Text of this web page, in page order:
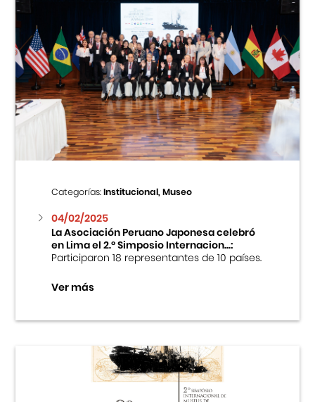
Categorías:Institucional, Museo
04/02/2025
La Asociación Peruano Japonesa celebró
en Lima el 2.º Simposio Internacion...:
Participaron 18 representantes de 10 países.
Ver más